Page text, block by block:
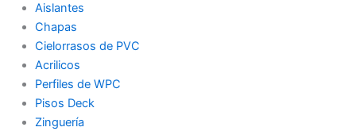
Aislantes
Chapas
Cielorrasos de PVC
Acrilicos
Perfiles de WPC
Pisos Deck
Zinguería